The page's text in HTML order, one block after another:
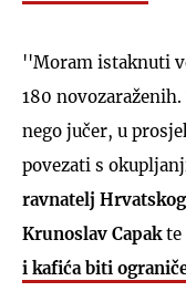
''Moram istaknuti
180 novozaraženih.
nego jučer, u
povezati s
ravnatelj
Krunoslav Capakte
i kafića biti